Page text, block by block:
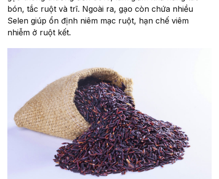
bón, tắc ruột và trĩ. Ngoài ra, gạo còn chứa nhiều
Selen giúp ổn định niêm mạc ruột, hạn chế viêm
nhiễm ở ruột kết.